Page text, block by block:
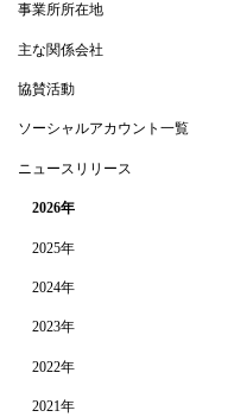
事業所所在地
主な関係会社
協賛活動
ソーシャルアカウント一覧
ニュースリリース
2026年
2025年
2024年
2023年
2022年
2021年